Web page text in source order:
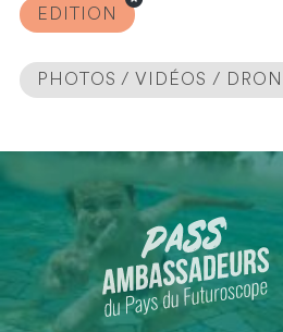
EDITION
PHOTOS / VIDÉOS /